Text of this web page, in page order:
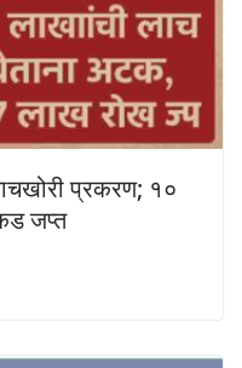
प्रकरण; १०
जप्त